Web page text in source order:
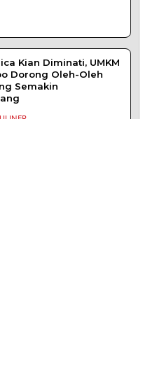
Allright Reserved